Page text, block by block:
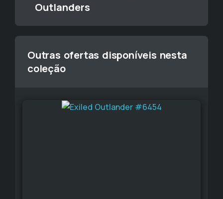
Outlanders
Outras ofertas disponíveis nesta
coleção